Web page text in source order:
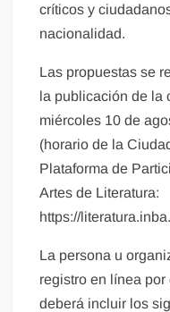
críticos y
nacionalidad.
Las propuestas se
la publicación de la
miércoles 10 de
(horario de la
Plataforma de
Artes de Literatura:
https://
La persona u
registro en línea
deberá incluir los